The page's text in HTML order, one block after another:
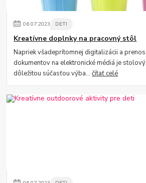
06.07.2023 DETI
Kreatívne doplnky na pracovný stôl
Napriek všadeprítomnej digitalizácii a
dokumentov na elektronické médiá je
dôležitou súčasťou výba...čítať celé